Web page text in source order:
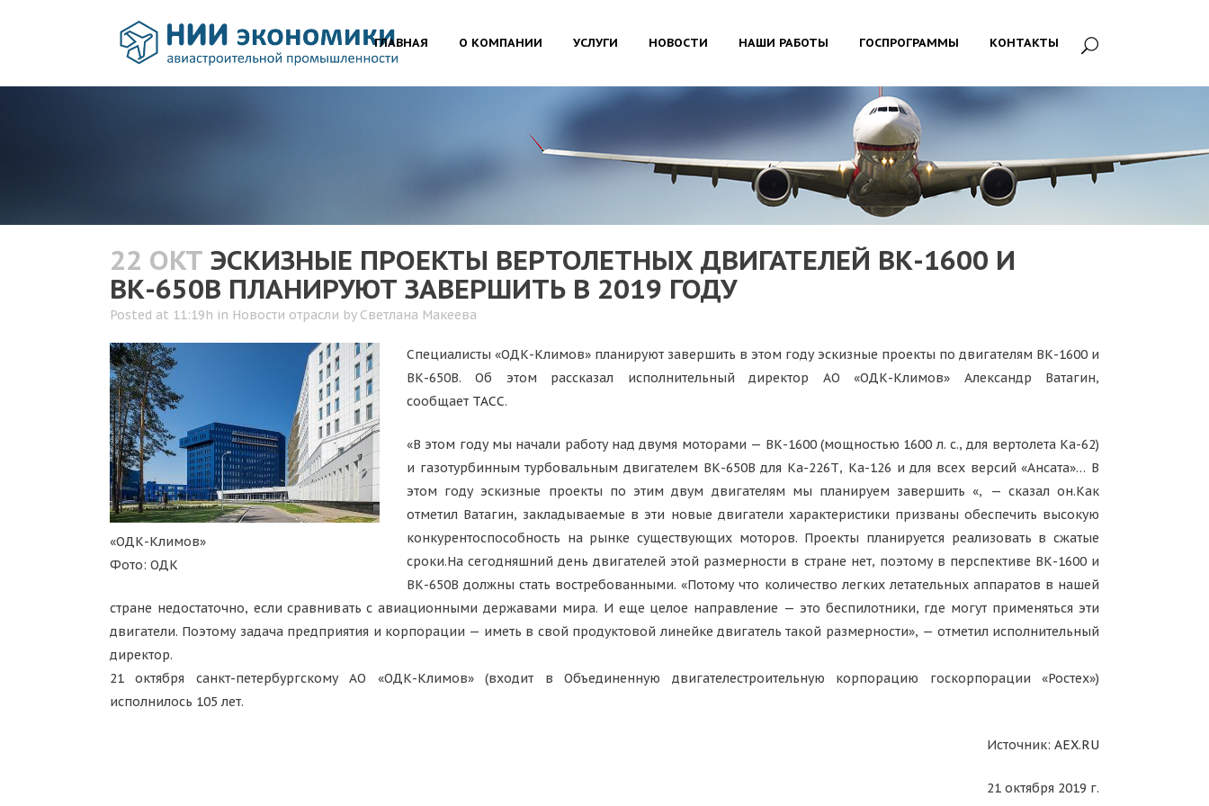
ГЛАВНАЯ О КОМПАНИИ УСЛУГИ НОВОСТИ НАШИ РАБОТЫ ГОСПРОГРАММЫ КОНТАКТЫ
22 ОКТ ЭСКИЗНЫЕ ПРОЕКТЫ ВЕРТОЛЕТНЫХ ДВИГАТЕЛЕЙ ВК-1600 И
ВК-650В ПЛАНИРУЮТ ЗАВЕРШИТЬ В 2019 ГОДУ
Posted at 11:19h in Новости отрасли by Светлана Макеева
«ОДК-Климов»
Фото: ОДК
Специалисты «ОДК-Климов» планируют завершить в этом году эскизные проекты по двигателям ВК-1600 и
ВК-650В. Об этом рассказал исполнительный директор АО «ОДК-Климов» Александр Ватагин,
сообщает ТАСС.
«В этом году мы начали работу над двумя моторами — ВК-1600 (мощностью 1600 л. с., для вертолета Ка-62)
и газотурбинным турбовальным двигателем ВК-650В для Ка-226Т, Ка-126 и для всех версий «Ансата»… В
этом году эскизные проекты по этим двум двигателям мы планируем завершить «, — сказал он.Как
отметил Ватагин, закладываемые в эти новые двигатели характеристики призваны обеспечить высокую
конкурентоспособность на рынке существующих моторов. Проекты планируется реализовать в сжатые
сроки.На сегодняшний день двигателей этой размерности в стране нет, поэтому в перспективе ВК-1600 и
ВК-650В должны стать востребованными. «Потому что количество легких летательных аппаратов в нашей
стране недостаточно, если сравнивать с авиационными державами мира. И еще целое направление — это беспилотники, где могут применяться эти
двигатели. Поэтому задача предприятия и корпорации — иметь в свой продуктовой линейке двигатель такой размерности», — отметил исполнительный
директор.
21 октября санкт-петербургскому АО «ОДК-Климов» (входит в Объединенную двигателестроительную корпорацию госкорпорации «Ростех»)
исполнилось 105 лет.
Источник: AEX.RU
21 октября 2019 г.